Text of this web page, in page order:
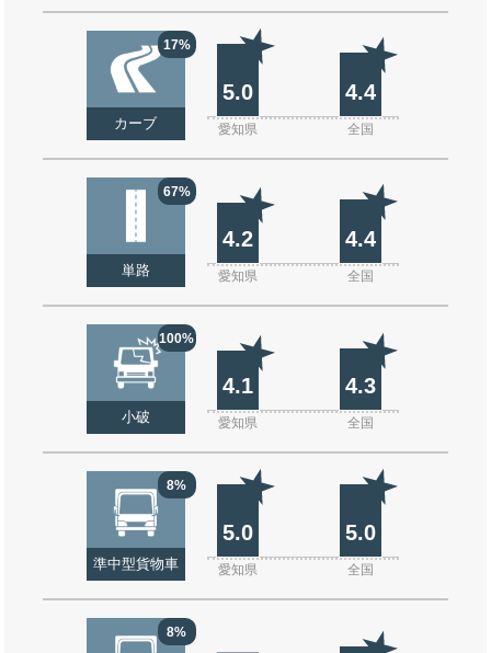
17%
カーブ
5.0 4.4
愛知県 全国
67%
単路
4.2 4.4
愛知県 全国
100%
小破
4.1 4.3
愛知県 全国
8%
準中型貨物車
5.0 5.0
愛知県 全国
8%